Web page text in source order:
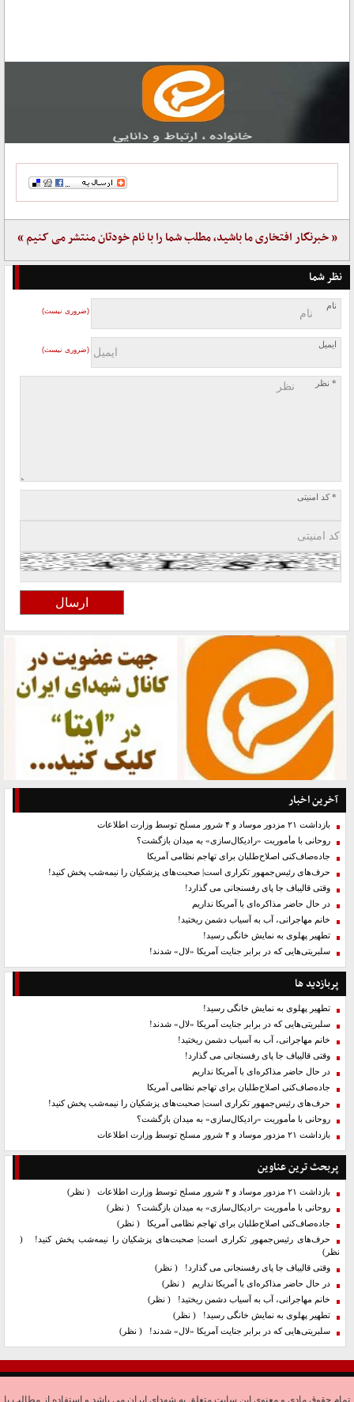
« خبرنگار افتخاری ما باشید، مطلب شما را با نام خودتان منتشر می کنیم »
نظر شما
نام
(ضروری نیست)
ایمیل
(ضروری نیست)
* نظر
* کد امنیتی
آخرین اخبار
بازداشت ۲۱ مزدور موساد و ۴ شرور مسلح توسط وزارت اطلاعات
روحانی با مأموریت «رادیکال‌سازی» به میدان بازگشت؟
جاده‌صاف‌کنی اصلاح‌طلبان برای تهاجم نظامی آمریکا
حرف‌های رئیس‌جمهور تکراری است| صحبت‌های پزشکیان را نیمه‌شب پخش کنید!
وقتی قالیباف جا پای رفسنجانی می گذارد!
در حال حاضر مذاکره‌ای با آمریکا نداریم
خانم مهاجرانی، آب به آسیاب دشمن ریختید!
تطهیر پهلوی به نمایش خانگی رسید!
سلبریتی‌هایی که در برابر جنایت آمریکا «لال» شدند!
پربازدید ها
تطهیر پهلوی به نمایش خانگی رسید!
سلبریتی‌هایی که در برابر جنایت آمریکا «لال» شدند!
خانم مهاجرانی، آب به آسیاب دشمن ریختید!
وقتی قالیباف جا پای رفسنجانی می گذارد!
در حال حاضر مذاکره‌ای با آمریکا نداریم
جاده‌صاف‌کنی اصلاح‌طلبان برای تهاجم نظامی آمریکا
حرف‌های رئیس‌جمهور تکراری است| صحبت‌های پزشکیان را نیمه‌شب پخش کنید!
روحانی با مأموریت «رادیکال‌سازی» به میدان بازگشت؟
بازداشت ۲۱ مزدور موساد و ۴ شرور مسلح توسط وزارت اطلاعات
پربحث ترین عناوین
بازداشت ۲۱ مزدور موساد و ۴ شرور مسلح توسط وزارت اطلاعات
( نظر)
روحانی با مأموریت «رادیکال‌سازی» به میدان بازگشت؟ ( نظر)
جاده‌صاف‌کنی اصلاح‌طلبان برای تهاجم نظامی آمریکا
( نظر)
حرف‌های رئیس‌جمهور تکراری است| صحبت‌های پزشکیان را نیمه‌شب پخش کنید!
(
نظر)
وقتی قالیباف جا پای رفسنجانی می گذارد! ( نظر)
در حال حاضر مذاکره‌ای با آمریکا نداریم
( نظر)
خانم مهاجرانی، آب به آسیاب دشمن ریختید! ( نظر)
تطهیر پهلوی به نمایش خانگی رسید! ( نظر)
سلبریتی‌هایی که در برابر جنایت آمریکا «لال» شدند! ( نظر)
تمام حقوق مادی و معنوی این سایت متعلق به شهدای ایران می باشد و استفاده از مطالب با